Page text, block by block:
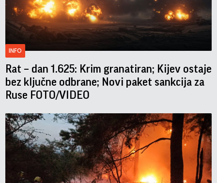
INFO
Rat – dan 1.625: Krim granatiran; Kijev ostaje
bez ključne odbrane; Novi paket sankcija za
Ruse FOTO/VIDEO